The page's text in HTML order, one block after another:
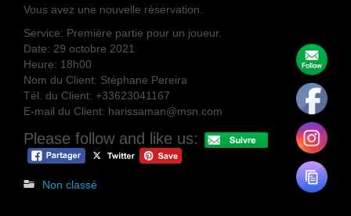
Vous avez une nouvelle réservation.
Service: Première partie pour un joueur.
Date: 29 octobre 2021
Heure: 18h00
Nom du Client: Stéphane Pereira
Tél. du Client: +33623041167
E-mail du Client: harissaman@msn.com
Please follow and like us:
Non classé